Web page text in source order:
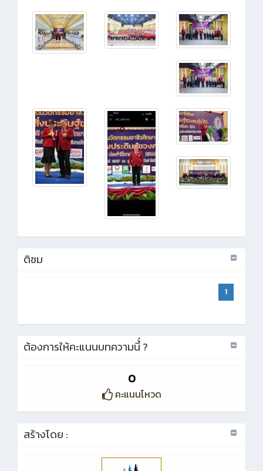
ติชม
1
ต้องการให้คะแนนบทความนี้่ ?
0
คะแนนโหวด
สร้างโดย :